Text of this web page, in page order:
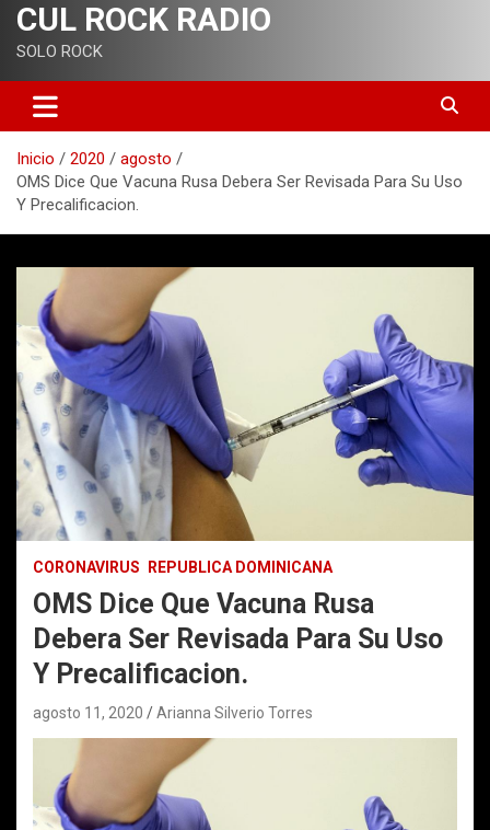
CUL ROCK RADIO
SOLO ROCK
Inicio 2020
agosto
OMS Dice Que Vacuna Rusa Debera Ser Revisada Para Su Uso
Y Precalificacion.
CORONAVIRUS REPUBLICA DOMINICANA
OMS Dice Que Vacuna Rusa
Debera Ser Revisada Para Su Uso
Y Precalificacion.
agosto 11, 2020 Arianna Silverio Torres